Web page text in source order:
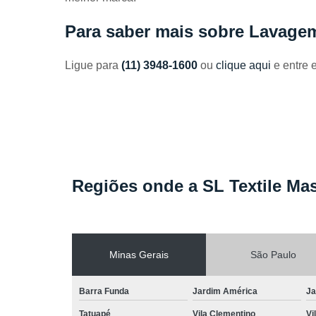
Venda de
Para saber mais sobre
Ligue para (11) 3948-1600 ou clique aqui e entre
Regiões onde a SL Textile
Minas Gerais São Paulo
Barra Funda Jardim América
Tatuapé Vila Clementino